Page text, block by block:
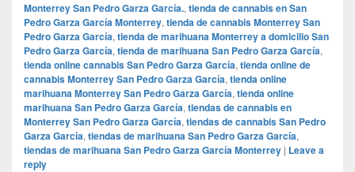
Monterrey San Pedro Garza García., tienda de cannabis en San
Pedro Garza García Monterrey, tienda de cannabis Monterrey San
Pedro Garza García, tienda de marihuana Monterrey a domicilio San
Pedro Garza García, tienda de marihuana San Pedro Garza García,
tienda online cannabis San Pedro Garza García, tienda online de
cannabis Monterrey San Pedro Garza García, tienda online
marihuana Monterrey San Pedro Garza García, tienda online
marihuana San Pedro Garza García, tiendas de cannabis en
Monterrey San Pedro Garza García, tiendas de cannabis San Pedro
Garza García, tiendas de marihuana San Pedro Garza García,
tiendas de marihuana San Pedro Garza García Monterrey | Leave a
reply